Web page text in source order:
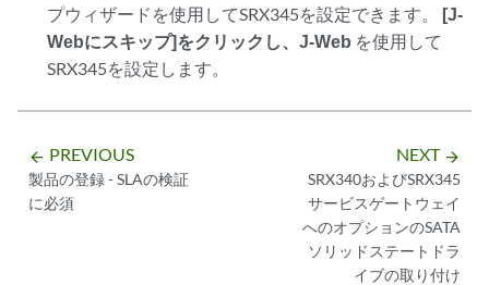
プウィザードを使用してSRX345を設定できます。 [J-
Webにスキップ]をクリックし、J-Web を使用して
SRX345を設定します。
arrow_backward PREVIOUS
製品の登録 - SLAの検証
に必須
NEXT arrow_forward
SRX340およびSRX345
サービスゲートウェイ
へのオプションのSATA
ソリッドステートドラ
イブの取り付け